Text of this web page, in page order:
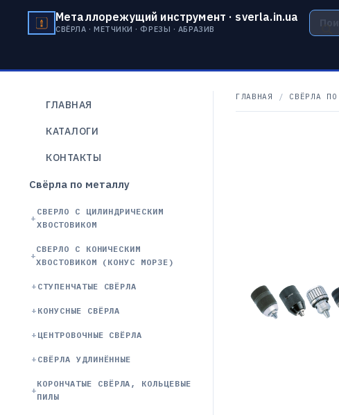
Металлорежущий инструмент · sverla.in.ua
СВЁРЛА · МЕТЧИКИ · ФРЕЗЫ · АБРАЗИВ
ГЛАВНАЯ
КАТАЛОГИ
КОНТАКТЫ
Свёрла по металлу
СВЕРЛО С ЦИЛИНДРИЧЕСКИМ
ХВОСТОВИКОМ
СВЕРЛО С КОНИЧЕСКИМ
ХВОСТОВИКОМ (КОНУС МОРЗЕ)
СТУПЕНЧАТЫЕ СВЁРЛА
КОНУСНЫЕ СВЁРЛА
ЦЕНТРОВОЧНЫЕ СВЁРЛА
СВЁРЛА УДЛИНЁННЫЕ
КОРОНЧАТЫЕ СВЁРЛА, КОЛЬЦЕВЫЕ
ПИЛЫ
ГЛАВНАЯ / СВЁРЛА